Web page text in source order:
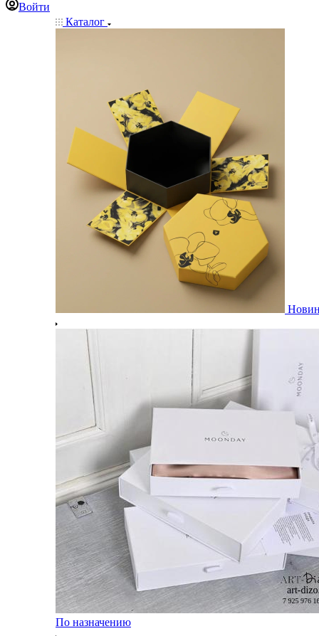
Войти
Каталог
По назначению